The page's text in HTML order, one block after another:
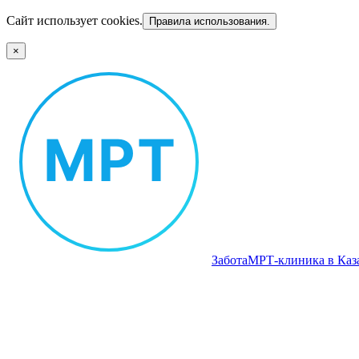
Сайт использует cookies. Правила использования.
×
ЗаботаМРТ‑клиника в